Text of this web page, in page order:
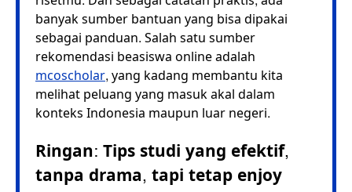
banyak sumber bantuan yang bisa dipakai
sebagai panduan. Salah satu sumber
rekomendasi beasiswa online adalah
mcoscholar, yang kadang membantu kita
melihat peluang yang masuk akal dalam
konteks Indonesia maupun luar negeri.
Ringan: Tips studi yang efektif,
tanpa drama, tapi tetap enjoy